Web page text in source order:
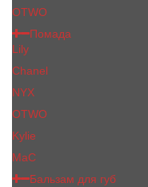
OTWO
Помада
Lily
Chanel
NYX
OTWO
Kylie
МаС
Бальзам для губ